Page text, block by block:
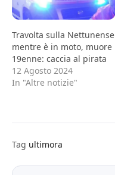
Travolta sulla Nettunense
mentre è in moto, muore
19enne: caccia al pirata
12 Agosto 2024
In "Altre notizie"
Tag ultimora